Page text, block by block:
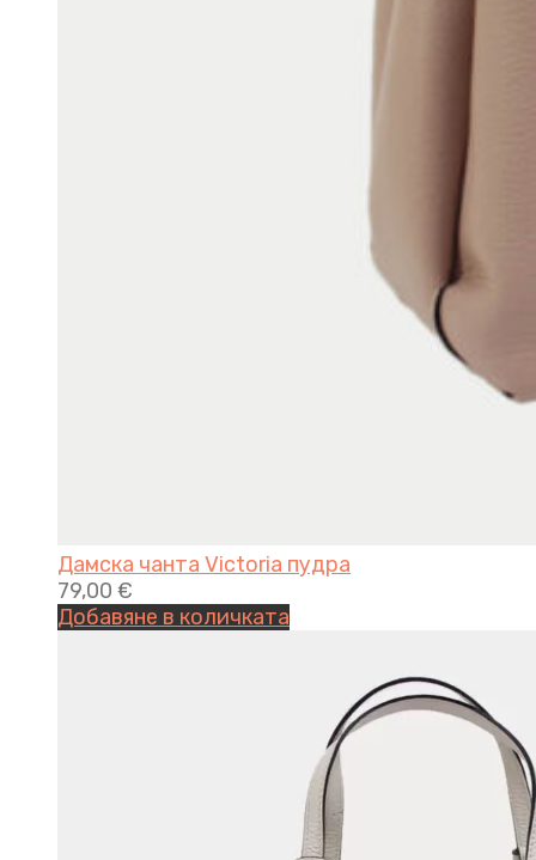
Дамска чанта Victoria пудра
79,00 €
Добавяне в количката